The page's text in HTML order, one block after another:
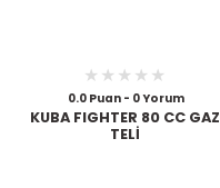
0.0 Puan - 0 Yorum
KUBA FIGHTER 80 CC GAZ
TELİ